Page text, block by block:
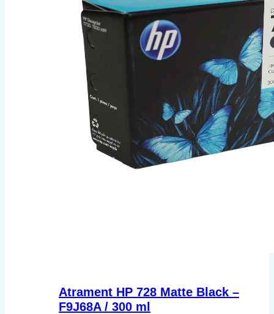
Atrament HP 728 Matte Black –
F9J68A / 300 ml